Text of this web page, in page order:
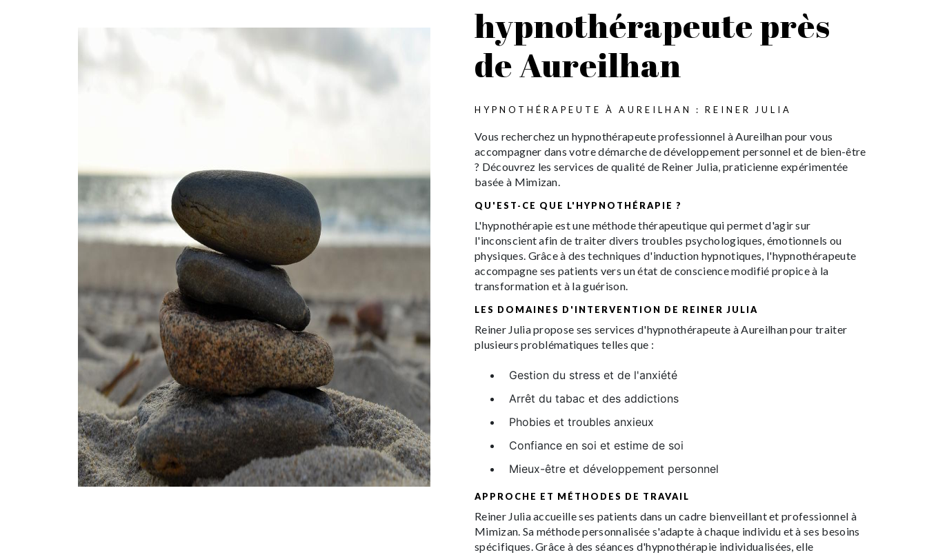
hypnothérapeute près
de Aureilhan
HYPNOTHÉRAPEUTE À AUREILHAN : REINER JULIA
Vous recherchez un hypnothérapeute professionnel à Aureilhan pour vous
accompagner dans votre démarche de développement personnel et de bien-être
? Découvrez les services de qualité de Reiner Julia, praticienne expérimentée
basée à Mimizan.
QU'EST-CE QUE L'HYPNOTHÉRAPIE ?
L'hypnothérapie est une méthode thérapeutique qui permet d'agir sur
l'inconscient afin de traiter divers troubles psychologiques, émotionnels ou
physiques. Grâce à des techniques d'induction hypnotiques, l'hypnothérapeute
accompagne ses patients vers un état de conscience modifié propice à la
transformation et à la guérison.
LES DOMAINES D'INTERVENTION DE REINER JULIA
Reiner Julia propose ses services d'hypnothérapeute à Aureilhan pour traiter
plusieurs problématiques telles que :
Gestion du stress et de l'anxiété
Arrêt du tabac et des addictions
Phobies et troubles anxieux
Confiance en soi et estime de soi
Mieux-être et développement personnel
APPROCHE ET MÉTHODES DE TRAVAIL
Reiner Julia accueille ses patients dans un cadre bienveillant et professionnel à
Mimizan. Sa méthode personnalisée s'adapte à chaque individu et à ses besoins
spécifiques. Grâce à des séances d'hypnothérapie individualisées, elle